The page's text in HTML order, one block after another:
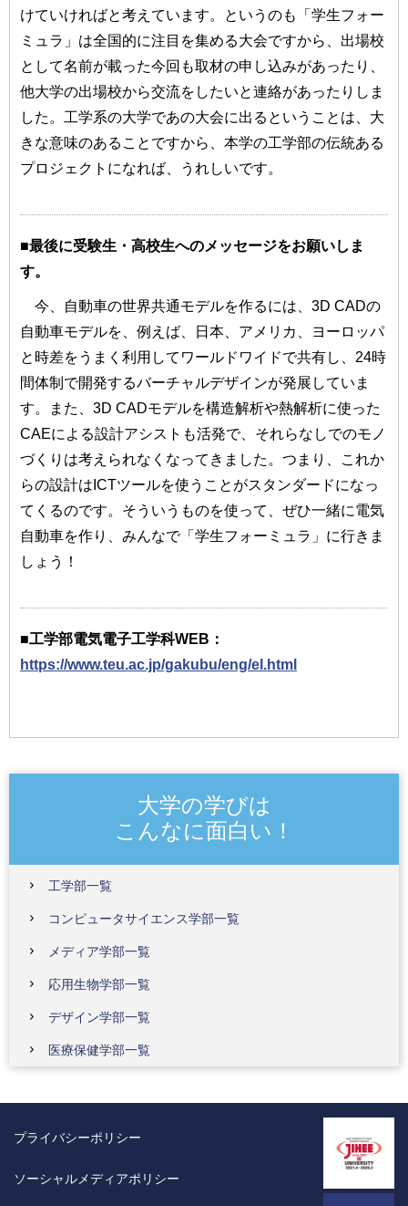
けていければと考えています。というのも「学生フォー
ミュラ」は全国的に注目を集める大会ですから、出場校
として名前が載った今回も取材の申し込みがあったり、
他大学の出場校から交流をしたいと連絡があったりしま
した。工学系の大学であの大会に出るということは、大
きな意味のあることですから、本学の工学部の伝統ある
プロジェクトになれば、うれしいです。
■最後に受験生・高校生へのメッセージをお願いしま
す。
今、自動車の世界共通モデルを作るには、3D CADの
自動車モデルを、例えば、日本、アメリカ、ヨーロッパ
と時差をうまく利用してワールドワイドで共有し、24時
間体制で開発するバーチャルデザインが発展していま
す。また、3D CADモデルを構造解析や熱解析に使った
CAEによる設計アシストも活発で、それらなしでのモノ
づくりは考えられなくなってきました。つまり、これか
らの設計はICTツールを使うことがスタンダードになっ
てくるのです。そういうものを使って、ぜひ一緒に電気
自動車を作り、みんなで「学生フォーミュラ」に行きま
しょう！
■工学部電気電子工学科WEB：
https://www.teu.ac.jp/gakubu/eng/el.html
大学の学びは
こんなに面白い！
工学部一覧
コンピュータサイエンス学部一覧
メディア学部一覧
応用生物学部一覧
デザイン学部一覧
医療保健学部一覧
プライバシーポリシー
ソーシャルメディアポリシー